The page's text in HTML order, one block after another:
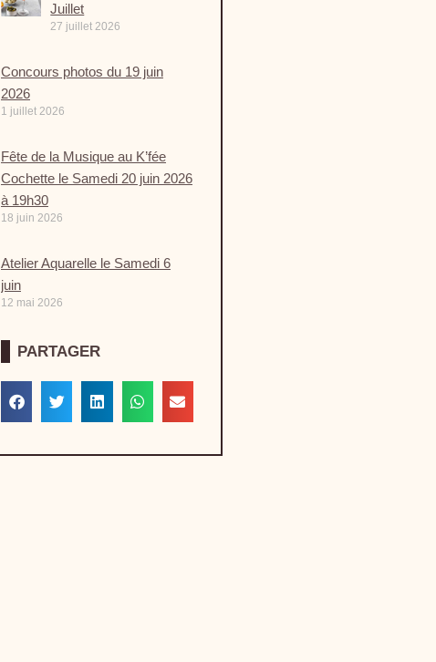
Juillet
27 juillet 2026
Concours photos du 19 juin
2026
1 juillet 2026
Fête de la Musique au K’fée
Cochette le Samedi 20 juin 2026
à 19h30
18 juin 2026
Atelier Aquarelle le Samedi 6
juin
12 mai 2026
PARTAGER